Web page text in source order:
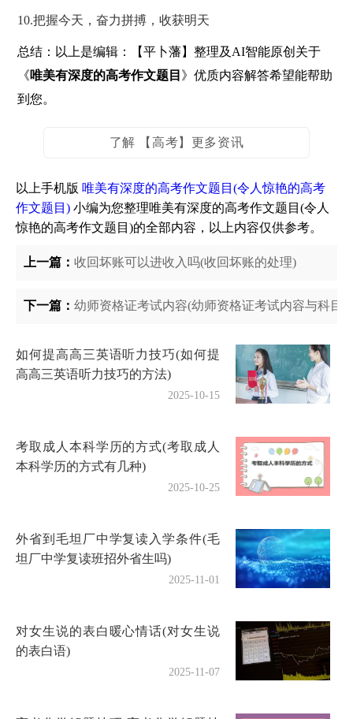
10.把握今天，奋力拼搏，收获明天
总结：以上是编辑：【平卜藩】整理及AI智能原创关于
《唯美有深度的高考作文题目 》优质内容解答希望能帮助
到您。
了解 【高考】更多资讯
以上手机版 唯美有深度的高考作文题目(令人惊艳的高考
作文题目) 小编为您整理唯美有深度的高考作文题目(令人
惊艳的高考作文题目)的全部内容，以上内容仅供参考。
上一篇： 收回坏账可以进收入吗(收回坏账的处理)
下一篇： 幼师资格证考试内容(幼师资格证考试内容与科目
如何提高高三英语听力技巧(如何提
高高三英语听力技巧的方法)
2025-10-15
考取成人本科学历的方式(考取成人
本科学历的方式有几种)
2025-10-25
外省到毛坦厂中学复读入学条件(毛
坦厂中学复读班招外省生吗)
2025-11-01
对女生说的表白暖心情话(对女生说
的表白语)
2025-11-07